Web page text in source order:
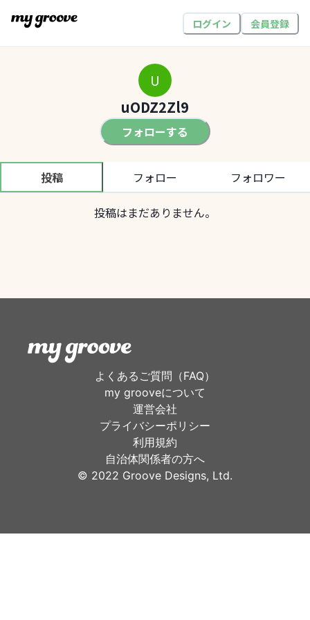
ログイン 会員登録
U
uODZ2Zl9
フォローする
投稿 フォロー フォロワー
投稿はまだありません。
よくあるご質問（FAQ）
my grooveについて
運営会社
プライバシーポリシー
利用規約
自治体関係者の方へ
©︎ 2022 Groove Designs, Ltd.